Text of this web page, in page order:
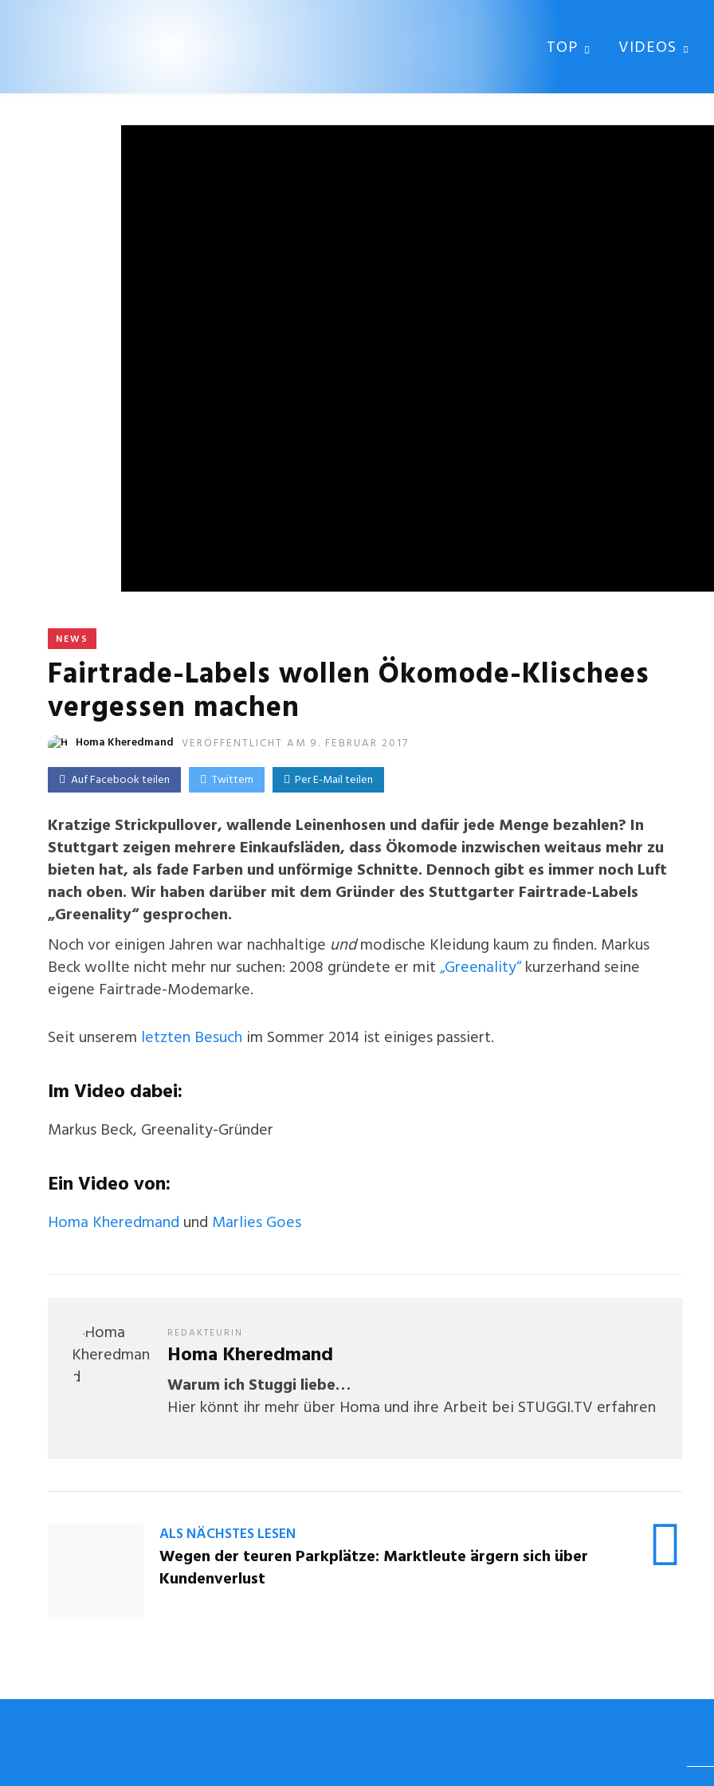
TOP VIDEOS
NEWS
Fairtrade-Labels wollen Ökomode-Klischees
vergessen machen
Homa Kheredmand VERÖFFENTLICHT AM 9. FEBRUAR 2017
Auf Facebook teilen Twittern Per E-Mail teilen
Kratzige Strickpullover, wallende Leinenhosen und dafür jede Menge bezahlen? In
Stuttgart zeigen mehrere Einkaufsläden, dass Ökomode inzwischen weitaus mehr zu
bieten hat, als fade Farben und unförmige Schnitte. Dennoch gibt es immer noch Luft
nach oben. Wir haben darüber mit dem Gründer des Stuttgarter Fairtrade-Labels
„Greenality“ gesprochen.
Noch vor einigen Jahren war nachhaltige undmodische Kleidung kaum zu finden. Markus
Beck wollte nicht mehr nur suchen: 2008 gründete er mit„Greenality“kurzerhand seine
eigene Fairtrade-Modemarke.
Seit unserem letzten Besuch im Sommer 2014 ist einiges passiert.
Im Video dabei:
Markus Beck, Greenality-Gründer
Ein Video von:
Homa Kheredmand und Marlies Goes
REDAKTEURIN
Homa Kheredmand
Warum ich Stuggi liebe…
Hier könnt ihr mehr über Homa und ihre Arbeit bei STUGGI.TV erfahren
ALS NÄCHSTES LESEN
Wegen der teuren Parkplätze: Marktleute ärgern sich über
Kundenverlust